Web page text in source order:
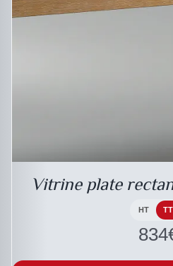
Vitrine plate
HT
834